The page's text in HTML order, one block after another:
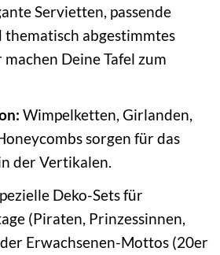
Servietten, passende
thematisch abgestimmtes
Deine Tafel zum
Wimpelketten, Girlanden,
sorgen für das
der Vertikalen.
Deko-Sets für
(Piraten, Prinzessinnen,
Erwachsenen-Mottos (20er